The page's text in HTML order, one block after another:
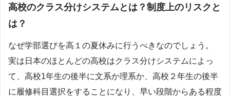
高校のクラス分けシステムとは？制度上のリスクと
は？
なぜ学部選びを高１の夏休みに行うべきなのでしょう。
実は日本のほとんどの高校はクラス分けシステムによっ
て、高校1年生の後半に文系か理系か、高校２年生の後半
に履修科目選択をすることになり、早い段階からある程度